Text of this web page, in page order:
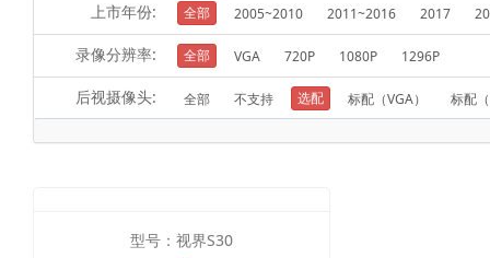
上市年份: 全部 2005~2010 2011~2016 2017
录像分辨率: 全部 VGA 720P 1080P 1296P
后视摄像头: 全部 不支持 选配 标配（VGA） 标配
型号：视界S30